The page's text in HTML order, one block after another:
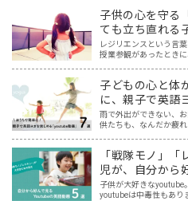
子供の心を守る
ても立ち直れる
レジリエンスという言
授業参観があったとき
子どもの心と体
に、親子で英語
画」７選
雨で外出ができない、
供たちも、なんだか疲
「戦隊モノ」
児が、自分から
選
子供が大好きなyoutube
youtubeは中毒性もあり